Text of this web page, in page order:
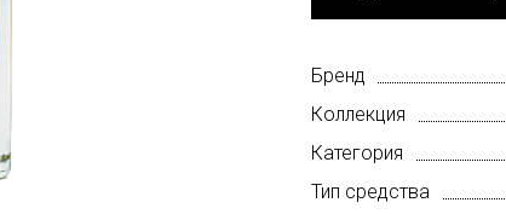
Бренд
Коллекция
Категория
Тип средства